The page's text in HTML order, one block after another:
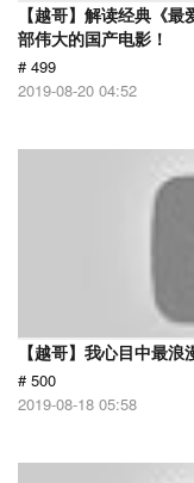
【越哥】解读经典《
部伟大的国产电影！
# 499
2019-08-20 04:52
【越哥】我心目中最
# 500
2019-08-18 05:58